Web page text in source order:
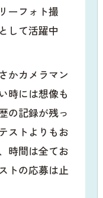
ーフォト撮
して活躍中
かカメラマン
時には想像も
の記録が残っ
ストよりもお
時間は全てお
トの応募は止